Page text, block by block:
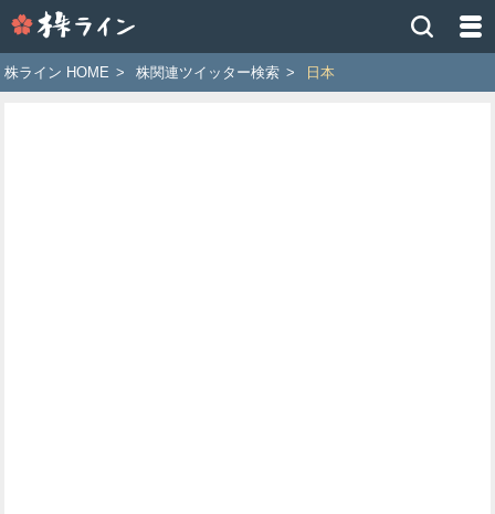
イ
ン
株ライン HOME > 株関連ツイッター検索 > 日本